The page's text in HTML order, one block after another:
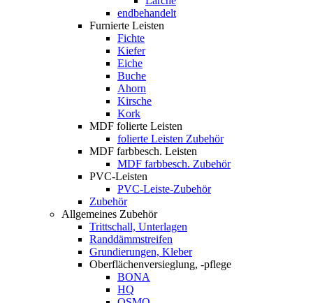
endbehandelt
Furnierte Leisten
Fichte
Kiefer
Eiche
Buche
Ahorn
Kirsche
Kork
MDF folierte Leisten
folierte Leisten Zubehör
MDF farbbesch. Leisten
MDF farbbesch. Zubehör
PVC-Leisten
PVC-Leiste-Zubehör
Zubehör
Allgemeines Zubehör
Trittschall, Unterlagen
Randdämmstreifen
Grundierungen, Kleber
Oberflächenversieglung, -pflege
BONA
HQ